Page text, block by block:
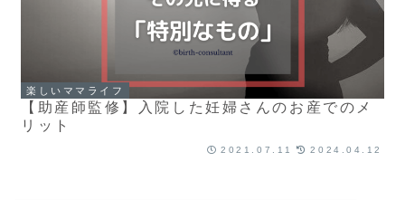
楽しいママライフ
【助産師監修】入院した妊婦さんのお産でのメ
リット
2021.07.11 2024.04.12